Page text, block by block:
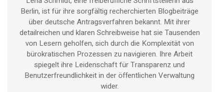
Berlin, ist für ihre sorgfältig recherchierten Blogbeiträge
über deutsche Antragsverfahren bekannt. Mit ihrer
detailreichen und klaren Schreibweise hat sie Tausenden
von Lesern geholfen, sich durch die Komplexität von
bürokratischen Prozessen zu navigieren. Ihre Arbeit
spiegelt ihre Leidenschaft für Transparenz und
Benutzerfreundlichkeit in der öffentlichen Verwaltung
wider.